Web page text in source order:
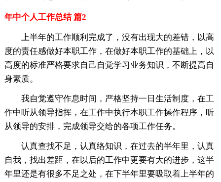
年中个人工作总结 篇2
上半年的工作顺利完成了，没有出现大的差错，以高
度的责任感做好本职工作，在做好本职工作的基础上，以
高度的标准严格要求自己自觉学习业务知识，不断提高自
身素质。
我自觉遵守作息时间，严格坚持一日生活制度，在工
作中听从领导指挥，在工作中执行本职工作操作程序，听
从领导的安排，完成领导交给的各项工作任务。
认真查找不足，认真络知识，在过去的半年里，认真
自我，找出差距，在以后的工作中更要有大的进步，这半
年里还是有很多不足之处，在下半年里要吸取着上半年的